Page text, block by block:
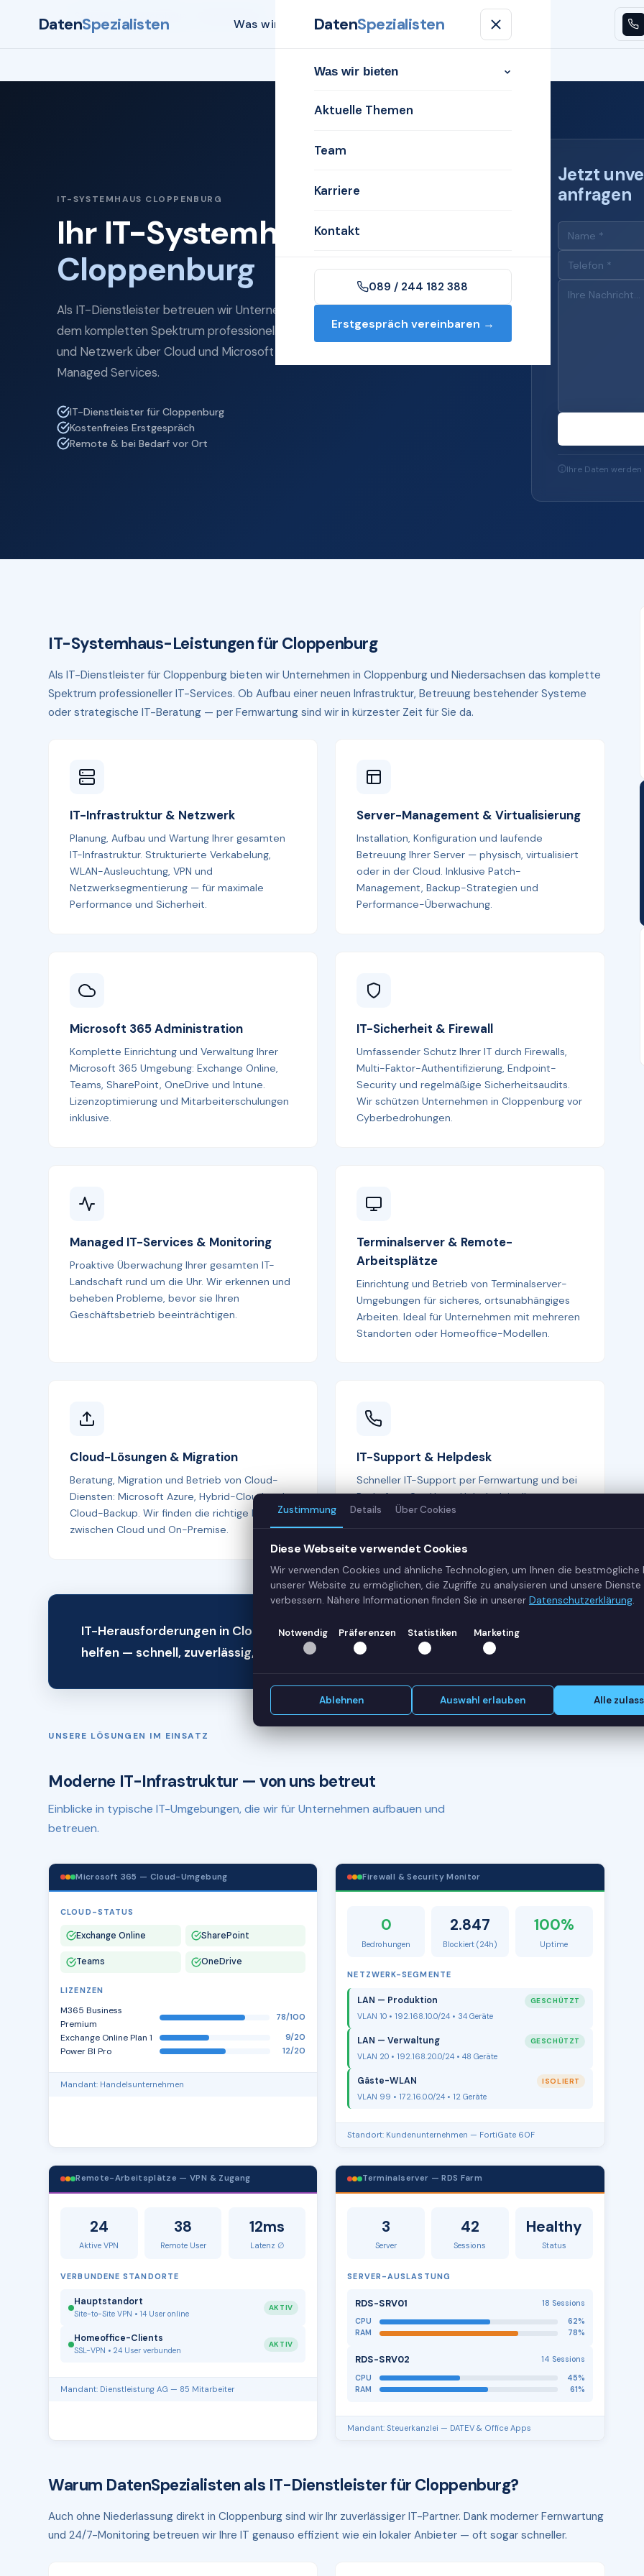
DatenSpezialisten Was wir bieten Aktuelle ThemenTeam Karriere
DatenSpezialisten
Was wir bieten
Aktuelle Themen
Team
Karriere
Kontakt
089 / 244 182 388
Erstgespräch vereinbaren →
Startseite Systemhaus
IT-SYSTEMHAUS CLOPPENBURG
Ihr IT-Systemhaus für
Cloppenburg
Als IT-Dienstleister betreuen wir Unternehmen in Cloppenburg mit
dem kompletten Spektrum professioneller IT-Services — von Server
und Netzwerk über Cloud und Microsoft 365 bis zu IT-Sicherheit und
Managed Services.
IT-Dienstleister für Cloppenburg
Kostenfreies Erstgespräch
Remote & bei Bedarf vor Ort
Jetzt
anfragen
Ihre Daten
IT-Systemhaus-Leistungen für Cloppenburg
Als IT-Dienstleister für Cloppenburg bieten wir Unternehmen in Cloppenburg und Niedersachsen das komplette
Spektrum professioneller IT-Services. Ob Aufbau einer neuen Infrastruktur, Betreuung bestehender Systeme
oder strategische IT-Beratung — per Fernwartung sind wir in kürzester Zeit für Sie da.
IT-Infrastruktur & Netzwerk
Planung, Aufbau und Wartung Ihrer gesamten
IT-Infrastruktur. Strukturierte Verkabelung,
WLAN-Ausleuchtung, VPN und
Netzwerksegmentierung — für maximale
Performance und Sicherheit.
Server-Management & Virtualisierung
Installation, Konfiguration und laufende
Betreuung Ihrer Server — physisch, virtualisiert
oder in der Cloud. Inklusive Patch-
Management, Backup-Strategien und
Performance-Überwachung.
Microsoft 365 Administration
Komplette Einrichtung und Verwaltung Ihrer
Microsoft 365 Umgebung: Exchange Online,
Teams, SharePoint, OneDrive und Intune.
Lizenzoptimierung und Mitarbeiterschulungen
inklusive.
IT-Sicherheit & Firewall
Umfassender Schutz Ihrer IT durch Firewalls,
Multi-Faktor-Authentifizierung, Endpoint-
Security und regelmäßige Sicherheitsaudits.
Wir schützen Unternehmen in Cloppenburg vor
Cyberbedrohungen.
Managed IT-Services & Monitoring
Proaktive Überwachung Ihrer gesamten IT-
Landschaft rund um die Uhr. Wir erkennen und
beheben Probleme, bevor sie Ihren
Geschäftsbetrieb beeinträchtigen.
Terminalserver & Remote-
Arbeitsplätze
Einrichtung und Betrieb von Terminalserver-
Umgebungen für sicheres, ortsunabhängiges
Arbeiten. Ideal für Unternehmen mit mehreren
Standorten oder Homeoffice-Modellen.
Cloud-Lösungen & Migration
Beratung, Migration und Betrieb von Cloud-
Diensten: Microsoft Azure, Hybrid-Cloud und
Cloud-Backup. Wir finden die richtige Balance
zwischen Cloud und On-Premise.
IT-Support & Helpdesk
Schneller IT-Support per Fernwartung und bei
Bedarf vor Ort. Unser Helpdesk ist Ihr erster
Ansprechpartner bei allen IT-Fragen —
IT-Herausforderungen in Cloppenburg? Wir
helfen — schnell, zuverlässig, remote.
Erstgespräch vereinbaren
UNSERE LÖSUNGEN IM EINSATZ
Moderne IT-Infrastruktur — von uns betreut
Einblicke in typische IT-Umgebungen, die wir für Unternehmen aufbauen und
betreuen.
Microsoft 365 — Cloud-Umgebung
CLOUD-STATUS
Exchange Online SharePoint
Teams OneDrive
LIZENZEN
M365 Business
Premium
78/100
Exchange Online Plan 1 9/20
Power BI Pro 12/20
Mandant: Handelsunternehmen
Firewall & Security Monitor
0
Bedrohungen
2.847
Blockiert (24h)
100%
Uptime
NETZWERK-SEGMENTE
LAN — Produktion GESCHÜTZT
VLAN 10 • 192.168.10.0/24 • 34 Geräte
LAN — Verwaltung GESCHÜTZT
VLAN 20 • 192.168.20.0/24 • 48 Geräte
Gäste-WLAN ISOLIERT
VLAN 99 • 172.16.0.0/24 • 12 Geräte
Standort: Kundenunternehmen — FortiGate 60F
Remote-Arbeitsplätze — VPN & Zugang
24
Aktive VPN
38
Remote User
12ms
Latenz ∅
VERBUNDENE STANDORTE
Hauptstandort
Site-to-Site VPN • 14 User online
AKTIV
Homeoffice-Clients
SSL-VPN • 24 User verbunden
AKTIV
Mandant: Dienstleistung AG — 85 Mitarbeiter
Terminalserver — RDS Farm
3
Server
42
Sessions
Healthy
Status
SERVER-AUSLASTUNG
RDS-SRV01
18 Sessions
CPU
62%
RAM
78%
RDS-SRV02
14 Sessions
CPU
45%
RAM
61%
Mandant: Steuerkanzlei — DATEV & Office Apps
Warum DatenSpezialisten als IT-Dienstleister für Cloppenburg?
Auch ohne Niederlassung direkt in Cloppenburg sind wir Ihr zuverlässiger IT-Partner. Dank moderner Fernwartung
und 24/7-Monitoring betreuen wir Ihre IT genauso effizient wie ein lokaler Anbieter — oft sogar schneller.
Zustimmung Details Über Cookies
Diese Webseite verwendet Cookies
Wir verwenden Cookies und ähnliche Technologien, um Ihnen die bestmögliche
unserer Website zu ermöglichen, die Zugriffe zu analysieren und unsere
verbessern. Nähere Informationen finden Sie in unserer Datenschutzerklärung.
Notwendig Präferenzen Statistiken Marketing
Ablehnen Auswahl erlauben Alle